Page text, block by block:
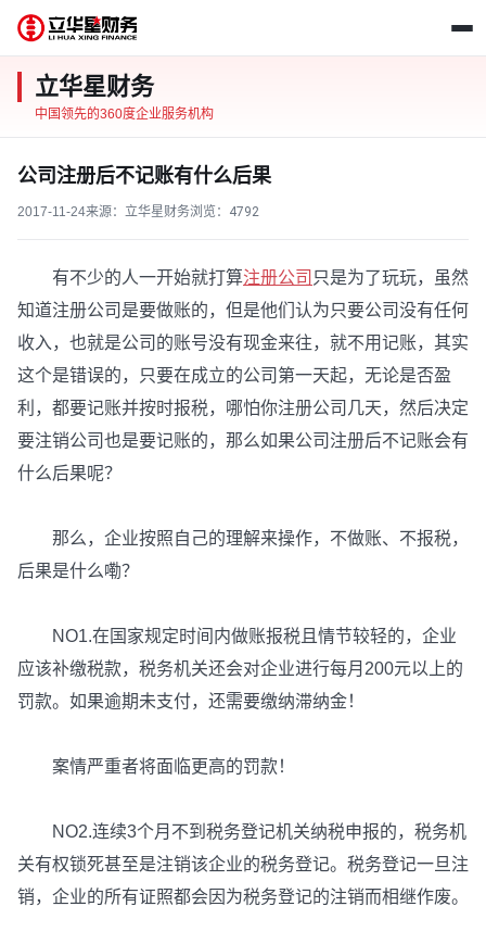
立华星财务
中国领先的360度企业服务机构
公司注册后不记账有什么后果
2017-11-24来源：立华星财务浏览： 4792
有不少的人一开始就打算注册公司 只是为了玩玩，虽然
知道注册公司是要做账的，但是他们认为只要公司没有任何
收入，也就是公司的账号没有现金来往，就不用记账，其实
这个是错误的，只要在成立的公司第一天起，无论是否盈
利，都要记账并按时报税，哪怕你注册公司几天，然后决定
要注销公司也是要记账的，那么如果公司注册后不记账会有
什么后果呢？
那么，企业按照自己的理解来操作，不做账、不报税，
后果是什么嘞？
NO1.在国家规定时间内做账报税且情节较轻的，企业
应该补缴税款，税务机关还会对企业进行每月200元以上的
罚款。如果逾期未支付，还需要缴纳滞纳金！
案情严重者将面临更高的罚款！
NO2.连续3个月不到税务登记机关纳税申报的，税务机
关有权锁死甚至是注销该企业的税务登记。税务登记一旦注
销，企业的所有证照都会因为税务登记的注销而相继作废。